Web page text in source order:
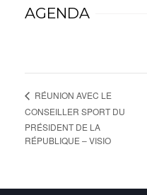
AGENDA
RÉUNION AVEC LE
CONSEILLER SPORT DU
PRÉSIDENT DE LA
RÉPUBLIQUE – VISIO